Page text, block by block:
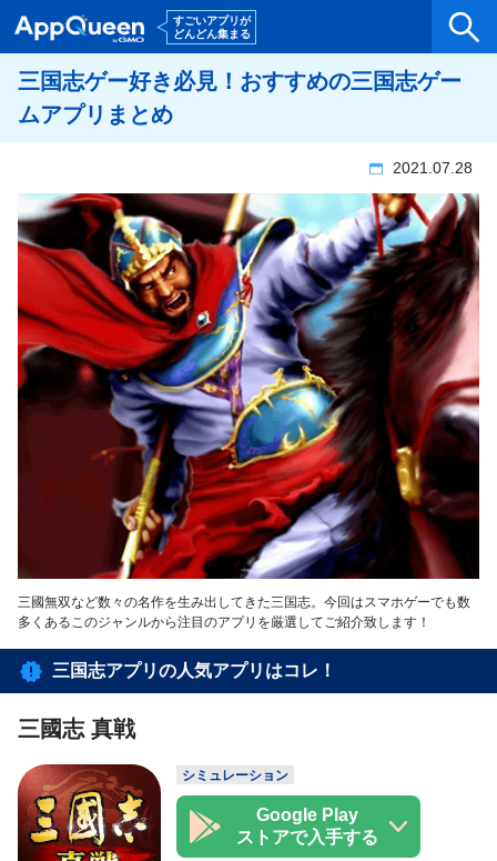
三国志ゲー好き必見！おすすめの三国志ゲー
ムアプリまとめ
2021.07.28
三國無双など数々の名作を生み出してきた三国志。今回はスマホゲーでも数
多くあるこのジャンルから注目のアプリを厳選してご紹介致します！
三国志アプリの人気アプリはコレ！
三國志 真戦
シミュレーション
Google Play
ストアで入手する